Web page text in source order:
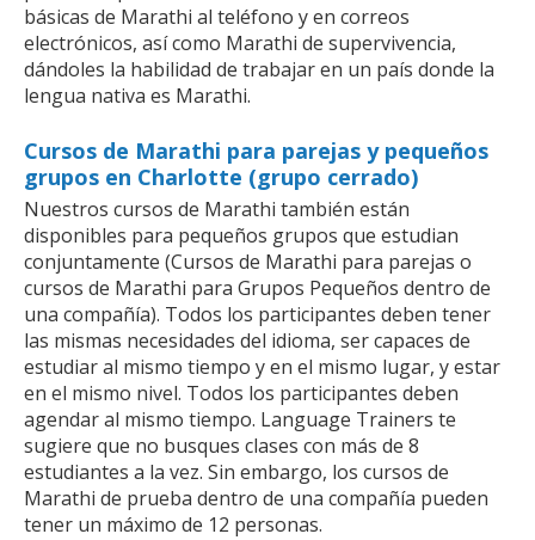
básicas de Marathi al teléfono y en correos
electrónicos, así como Marathi de supervivencia,
dándoles la habilidad de trabajar en un país donde la
lengua nativa es Marathi.
Cursos de Marathi para parejas y pequeños
grupos en Charlotte (grupo cerrado)
Nuestros cursos de Marathi también están
disponibles para pequeños grupos que estudian
conjuntamente (Cursos de Marathi para parejas o
cursos de Marathi para Grupos Pequeños dentro de
una compañía). Todos los participantes deben tener
las mismas necesidades del idioma, ser capaces de
estudiar al mismo tiempo y en el mismo lugar, y estar
en el mismo nivel. Todos los participantes deben
agendar al mismo tiempo. Language Trainers te
sugiere que no busques clases con más de 8
estudiantes a la vez. Sin embargo, los cursos de
Marathi de prueba dentro de una compañía pueden
tener un máximo de 12 personas.